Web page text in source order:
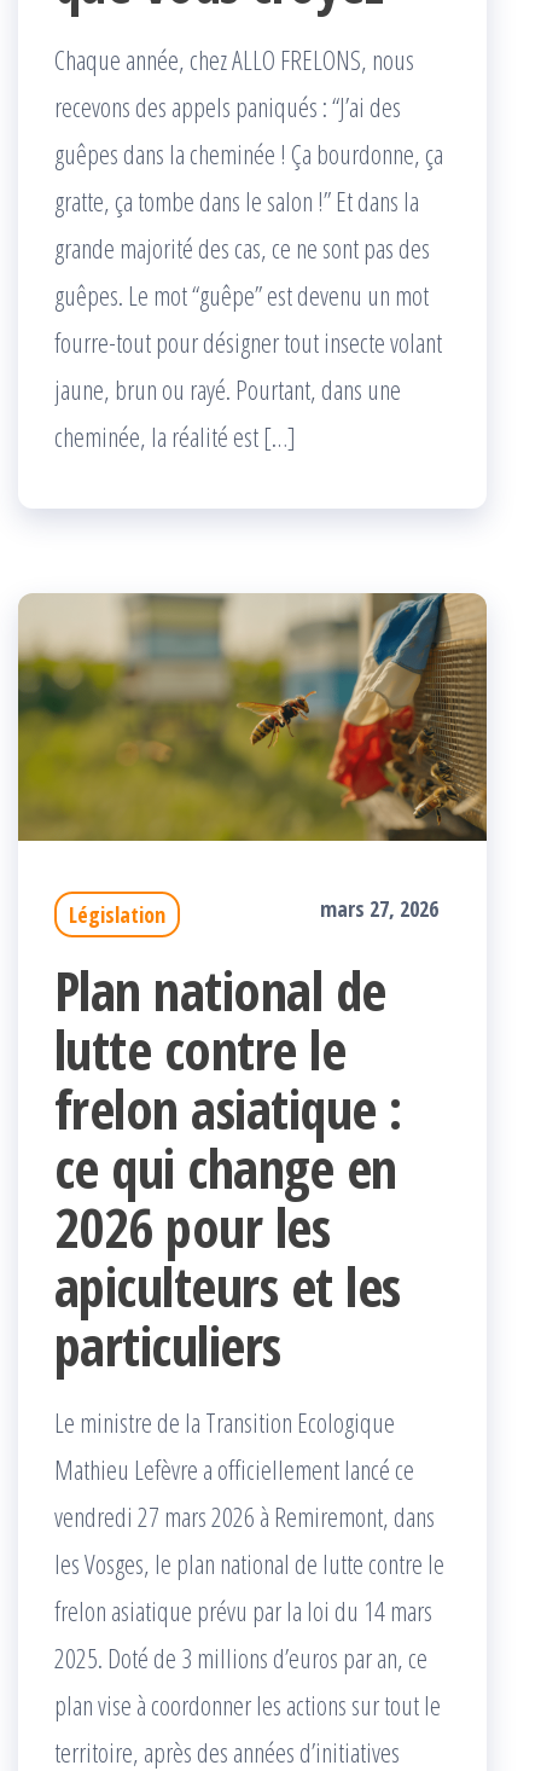
Chaque année, chez ALLO FRELONS, nous
recevons des appels paniqués : “J’ai des
guêpes dans la cheminée ! Ça bourdonne, ça
gratte, ça tombe dans le salon !” Et dans la
grande majorité des cas, ce ne sont pas des
guêpes. Le mot “guêpe” est devenu un mot
fourre-tout pour désigner tout insecte volant
jaune, brun ou rayé. Pourtant, dans une
cheminée, la réalité est […]
Législation mars 27, 2026
Plan national de
lutte contre le
frelon asiatique :
ce qui change en
2026 pour les
apiculteurs et les
particuliers
Le ministre de la Transition Ecologique
Mathieu Lefèvre a officiellement lancé ce
vendredi 27 mars 2026 à Remiremont, dans
les Vosges, le plan national de lutte contre le
frelon asiatique prévu par la loi du 14 mars
2025. Doté de 3 millions d’euros par an, ce
plan vise à coordonner les actions sur tout le
territoire, après des années d’initiatives